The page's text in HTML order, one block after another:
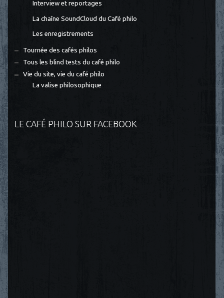
Interview et reportages
La chaîne SoundCloud du Café philo
Les enregistrements
Tournée des cafés philos
Tous les blind tests du café philo
Vie du site, vie du café philo
La valise philosophique
LE CAFÉ PHILO SUR FACEBOOK